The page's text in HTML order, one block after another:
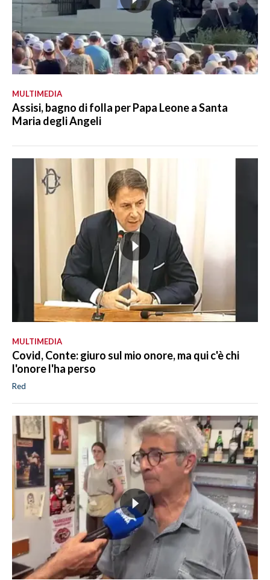
MULTIMEDIA
Assisi, bagno di folla per Papa Leone a Santa
Maria degli Angeli
MULTIMEDIA
Covid, Conte: giuro sul mio onore, ma qui c'è chi
l'onore l'ha perso
Red